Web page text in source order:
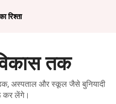
रिश्ता
तक
अस्पताल और स्कूल जैसे बुनियादी
कर लेंगे।